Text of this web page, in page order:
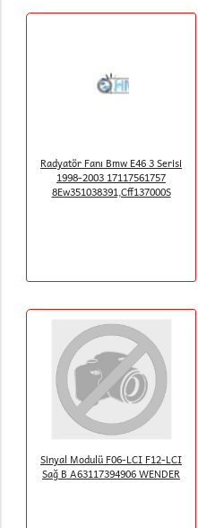
Radyatör Fanı Bmw E46 3 Serisi
1998-2003 17117561757
8Ew351038391,Cff137000S
Sinyal Modulü F06-LCI F12-LCI
Sağ B A63117394906 WENDER